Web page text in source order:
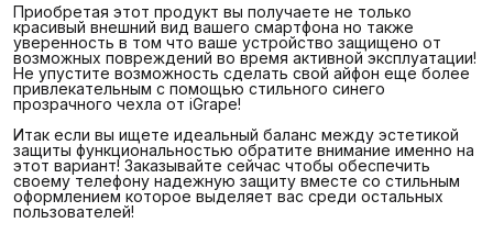
Приобретая этот продукт вы получаете не только
красивый внешний вид вашего смартфона но также
уверенность в том что ваше устройство защищено от
возможных повреждений во время активной эксплуатации!
Не упустите возможность сделать свой айфон еще более
привлекательным с помощью стильного синего
прозрачного чехла от iGrape!
Итак если вы ищете идеальный баланс между эстетикой
защиты функциональностью обратите внимание именно на
этот вариант! Заказывайте сейчас чтобы обеспечить
своему телефону надежную защиту вместе со стильным
оформлением которое выделяет вас среди остальных
пользователей!